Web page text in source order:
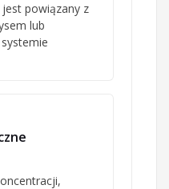
powiązany z
lub